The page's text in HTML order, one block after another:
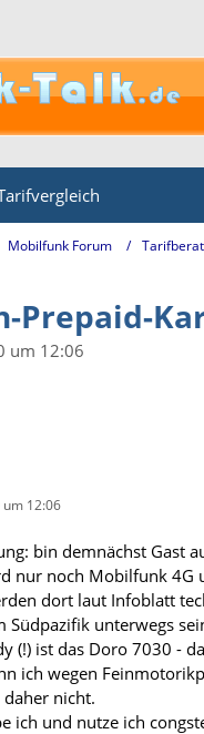
Mobilfunk Forum
Prepaid-
um 12:06
12:06
bin demnächst Gast
nur noch Mobilfunk 4G
dort laut Infoblatt
Südpazifik unterwegs
(!) ist das Doro 7030 -
ich wegen
daher nicht.
ich und nutze ich